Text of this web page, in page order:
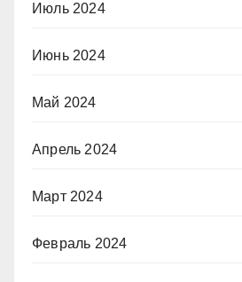
Июль 2024
Июнь 2024
Май 2024
Апрель 2024
Март 2024
Февраль 2024